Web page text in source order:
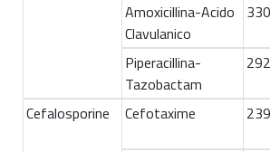
Amoxicillina-Acido
Clavulanico
Piperacillina-
Tazobactam
Cefalosporine
Cefotaxime